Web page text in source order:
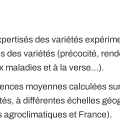
des variétés
des variétés (précocité,
maladies et à la verse…).
moyennes calculées
à différentes échelles
et France).